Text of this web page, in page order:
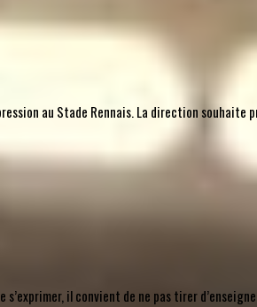
au Stade Rennais. La direction
il convient de ne pas tirer